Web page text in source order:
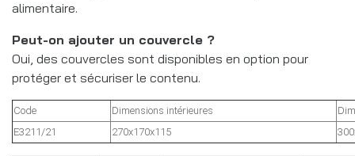
alimentaire.
Peut-on ajouter un couvercle ?
Oui, des couvercles sont disponibles en option pour
protéger et sécuriser le contenu.
Code Dimensions intérieures
E3211/21
270x170x115